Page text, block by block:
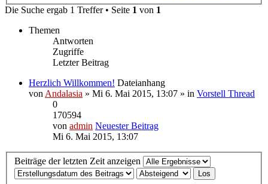
Die Suche ergab 1 Treffer • Seite 1 von 1
Themen
Antworten
Zugriffe
Letzter Beitrag
Herzlich Willkommen! Dateianhang
von Andalasia » Mi 6. Mai 2015, 13:07 » in Vorstell Thread
0
170594
von admin Neuester Beitrag
Mi 6. Mai 2015, 13:07
Beiträge der letzten Zeit anzeigen